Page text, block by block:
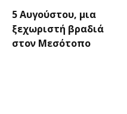
5 Αυγούστου, μια
ξεχωριστή βραδιά
στον Μεσότοπο